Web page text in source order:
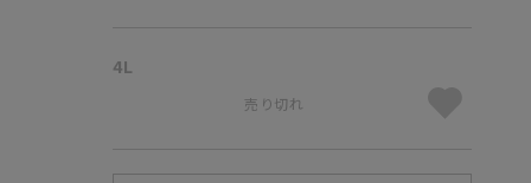
4L
売り切れ